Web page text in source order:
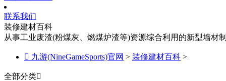
联系我们
装修建材百科
从事工业废渣(粉煤灰、燃煤炉渣等)资源综合利用的新型墙材
 九游(NineGameSports)官网 > 装修建材百科 >
全部分类